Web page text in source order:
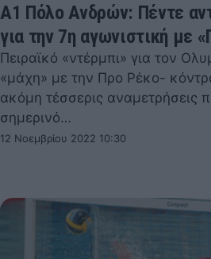
Α1 Πόλο Ανδρών: Πέντε
για την 7η αγωνιστική με
Πειραϊκό «ντέρμπι» για τον
«μάχη» με την Προ Ρέκο-
ακόμη τέσσερις αναμετρήσεις
σημερινό…
12 Νοεμβρίου 2022 10:30